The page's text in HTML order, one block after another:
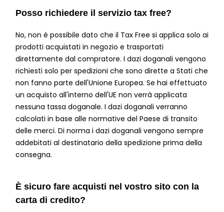
Posso richiedere il servizio tax free?
No, non è possibile dato che il Tax Free si applica solo ai
prodotti acquistati in negozio e trasportati
direttamente dal compratore. I dazi doganali vengono
richiesti solo per spedizioni che sono dirette a Stati che
non fanno parte dell'Unione Europea. Se hai effettuato
un acquisto all'interno dell'UE non verrà applicata
nessuna tassa doganale. I dazi doganali verranno
calcolati in base alle normative del Paese di transito
delle merci. Di norma i dazi doganali vengono sempre
addebitati al destinatario della spedizione prima della
consegna.
È sicuro fare acquisti nel vostro sito con la
carta di credito?